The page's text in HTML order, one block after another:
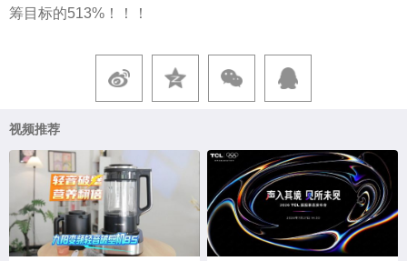
筹目标的513%！！！
视频推荐